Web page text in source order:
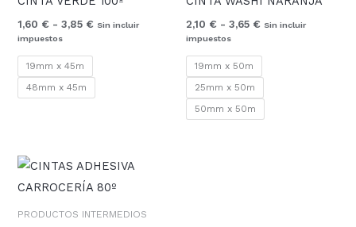
1,60 € - 3,85 € 3,85 €
Sin incluir
impuestos
19mm x 45m
48mm x 45m
2,10 € - 3,65 € 3,65 €
Sin incluir
impuestos
19mm x 50m
25mm x 50m
50mm x 50m
PRODUCTOS INTERMEDIOS
Rango
precios:
0,80 €